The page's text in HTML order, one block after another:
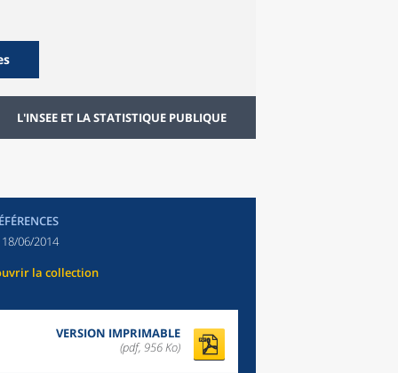
L'INSEE ET LA STATISTIQUE PUBLIQUE
18/06/2014
la collection
VERSION IMPRIMABLE
(pdf, 956 Ko)